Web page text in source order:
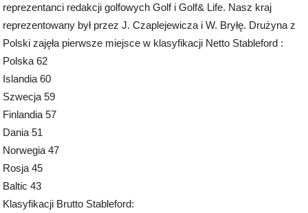
reprezentanci redakcji golfowych Golf i Golf& Life. Nasz kraj
reprezentowany był przez J. Czaplejewicza i W. Bryłę. Drużyna z
Polski zajęła pierwsze miejsce w klasyfikacji Netto Stableford :
Polska 62
Islandia 60
Szwecja 59
Finlandia 57
Dania 51
Norwegia 47
Rosja 45
Baltic 43
Klasyfikacji Brutto Stableford: